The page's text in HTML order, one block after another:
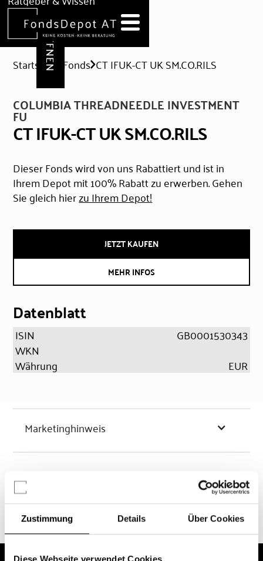
Zustimmung Details Über Cookies
Hilfe & Formulare
DEPOT ERÖFFNEN
Startseite Fonds CT IFUK-CT UK SM.CO.RILS
COLUMBIA THREADNEEDLE INVESTMENT
FU
CT IFUK-CT UK SM.CO.RILS
Dieser Fonds wird von uns Rabattiert und ist in
Ihrem Depot mit 100% Rabatt zu erwerben. Gehen
Sie gleich hierzu Ihrem Depot!
JETZT KAUFEN
MEHR INFOS
Datenblatt
ISIN
GB0001530343
WKN
Währung
EUR
Marketinghinweis
Chancen & Risiken